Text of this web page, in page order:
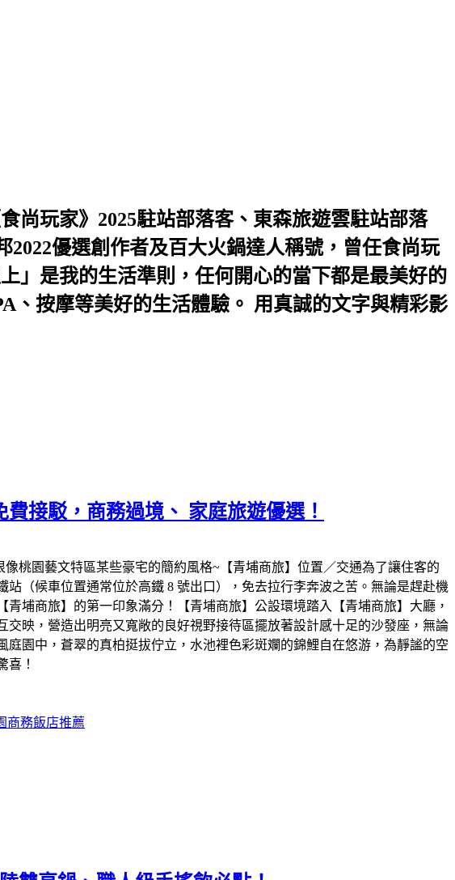
尚玩家》2025駐站部落客、東森旅遊雲駐站部落
優選創作者及百大火鍋達人稱號，曾任食尚玩
」是我的生活準則，任何開心的當下都是最美好的
、按摩等美好的生活體驗。 用真誠的文字與精彩影
接駁，商務過境、 家庭旅遊優選！
桃園藝文特區某些豪宅的簡約風格~【青埔商旅】位置／交通為了讓住客的
（候車位置通常位於高鐵 8 號出口），免去拉行李奔波之苦。無論是趕赴機
埔商旅】的第一印象滿分！【青埔商旅】公設環境踏入【青埔商旅】大廳，
映，營造出明亮又寬敞的良好視野接待區擺放著設計感十足的沙發座，無論
園中，蒼翠的真柏挺拔佇立，水池裡色彩斑斕的錦鯉自在悠游，為靜謐的空
喜！
商務飯店推薦